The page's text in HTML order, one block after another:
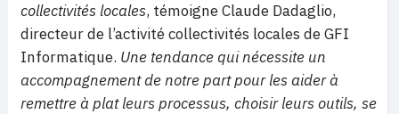
collectivités locales, témoigne Claude Dadaglio,
directeur de l’activité collectivités locales de GFI
Informatique. Une tendance qui nécessite un
accompagnementde notre part pour les aider à
remettre à plat leurs processus, choisir leurs outils, se